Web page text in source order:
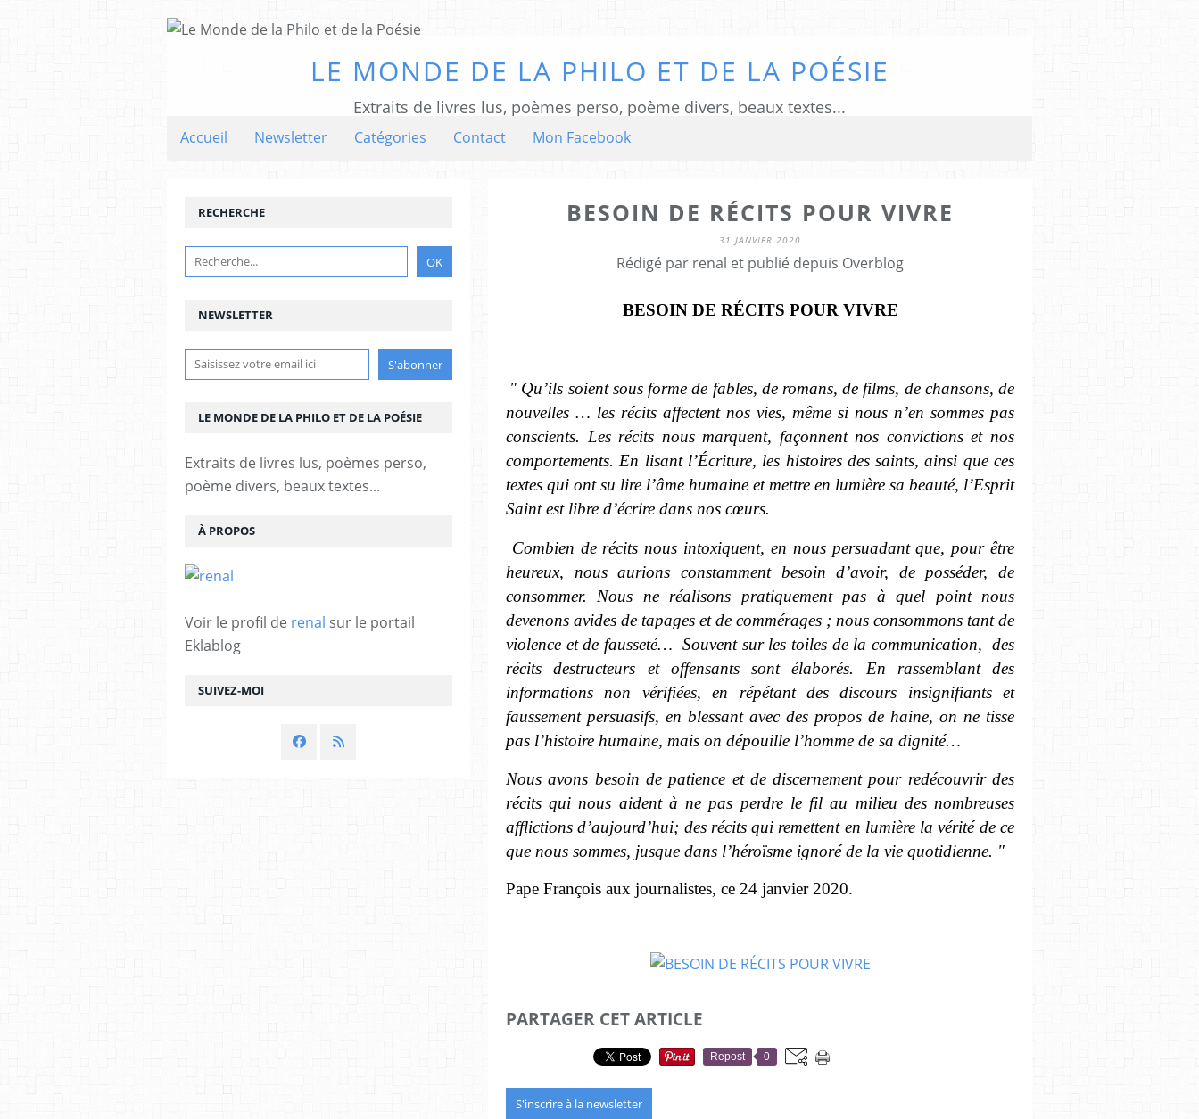
LE MONDE DE LA PHILO ET DE LA POÉSIE
Extraits de livres lus, poèmes perso, poème divers, beaux textes...
Accueil Newsletter Catégories Contact Mon Facebook
BESOIN DE RÉCITS POUR VIVRE
31 JANVIER 2020
Rédigé par renal et publié depuis Overblog
BESOIN DE RÉCITS POUR VIVRE
" Qu’ils soient sous forme de fables, de romans, de films, de chansons, de
nouvelles … les récits affectent nos vies, même si nous n’en sommes pas
conscients. Les récits nous marquent, façonnent nos convictions et nos
comportements. En lisant l’Écriture, les histoires des saints, ainsi que ces
textes qui ont su lire l’âme humaine et mettre en lumière sa beauté, l’Esprit
Saint est libre d’écrire dans nos cœurs.
Combien de récits nous intoxiquent, en nous persuadant que, pour être
heureux, nous aurions constamment besoin d’avoir, de posséder, de
consommer. Nous ne réalisons pratiquement pas à quel point nous
devenons avides de tapages et de commérages ; nous consommons tant de
violence et de fausseté… Souvent sur les toiles de la communication, des
récits destructeurs et offensants sont élaborés. En rassemblant des
informations non vérifiées, en répétant des discours insignifiants et
faussement persuasifs, en blessant avec des propos de haine, on ne tisse
pas l’histoire humaine, mais on dépouille l’homme de sa dignité…
Nous avons besoin de patience et de discernement pour redécouvrir des
récits qui nous aident à ne pas perdre le fil au milieu des nombreuses
afflictions d’aujourd’hui; des récits qui remettent en lumière la vérité de ce
que nous sommes, jusque dans l’héroïsme ignoré de la vie quotidienne. "
Pape François aux journalistes, ce 24 janvier 2020.
PARTAGER CET ARTICLE
Repost 0
S'inscrire à la newsletter
NEWSLETTER
SUIVEZ-MOI
RECHERCHE
LE MONDE DE LA PHILO ET DE LA POÉSIE
Extraits de livres lus, poèmes perso,
poème divers, beaux textes...
À PROPOS
Voir le profil de renal sur le portail
Eklablog